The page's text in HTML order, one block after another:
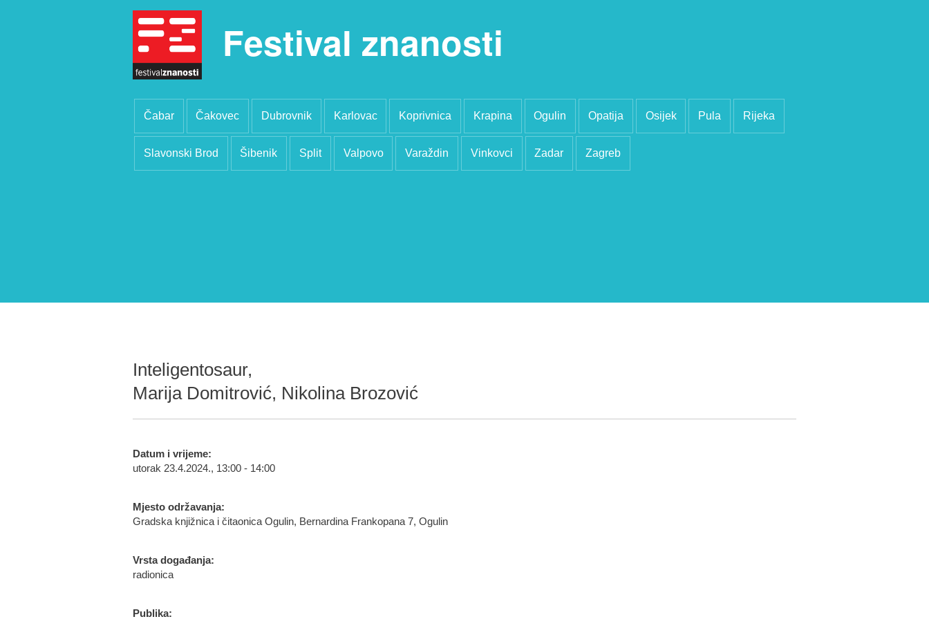
Festival znanosti
Čabar Čakovec Dubrovnik Karlovac Koprivnica Krapina Ogulin Opatija Osijek Pula Rijeka
Slavonski Brod Šibenik Split Valpovo Varaždin Vinkovci Zadar Zagreb
Inteligentosaur,
Marija Domitrović, Nikolina Brozović
Datum i vrijeme:
utorak 23.4.2024., 13:00 - 14:00
Mjesto održavanja:
Gradska knjižnica i čitaonica Ogulin, Bernardina Frankopana 7, Ogulin
Vrsta događanja:
radionica
Publika: